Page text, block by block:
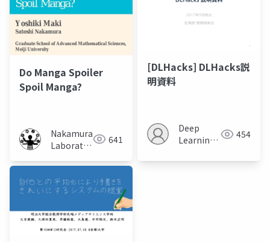
Do Manga Spoiler
Spoil Manga?
Nakamura
Laboratory
University)
641
[DLHacks] DLHacks説
明資料
Deep
Learning
454